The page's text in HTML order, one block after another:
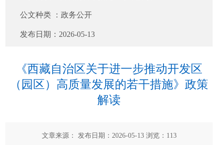
公文种类 ：政务公开
发布日期： 2026-05-13
《西藏自治区关于进一步推动开发区
（园区）高质量发展的若干措施》政策
解读
文章来源： 发布日期：2026-05-13 浏览： 113